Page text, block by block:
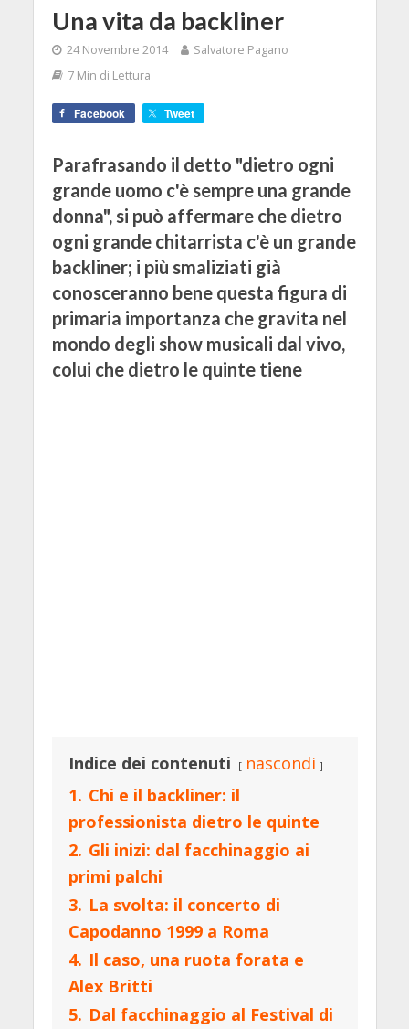
Una vita da backliner
24 Novembre 2014
Salvatore Pagano
7 Min di Lettura
Facebook Tweet
Parafrasando il detto "dietro ogni
grande uomo c'è sempre una grande
donna", si può affermare che dietro
ogni grande chitarrista c'è un grande
backliner; i più smaliziati già
conosceranno bene questa figura di
primaria importanza che gravita nel
mondo degli show musicali dal vivo,
colui che dietro le quinte tiene
Indice dei contenuti
nascondi
1. Chi e il backliner: il
professionista dietro le quinte
2. Gli inizi: dal facchinaggio ai
primi palchi
3. La svolta: il concerto di
Capodanno 1999 a Roma
4. Il caso, una ruota forata e
Alex Britti
5. Dal facchinaggio al Festival di